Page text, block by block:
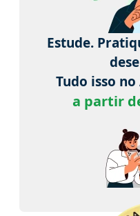
Estude.
Tudo isso
a partir